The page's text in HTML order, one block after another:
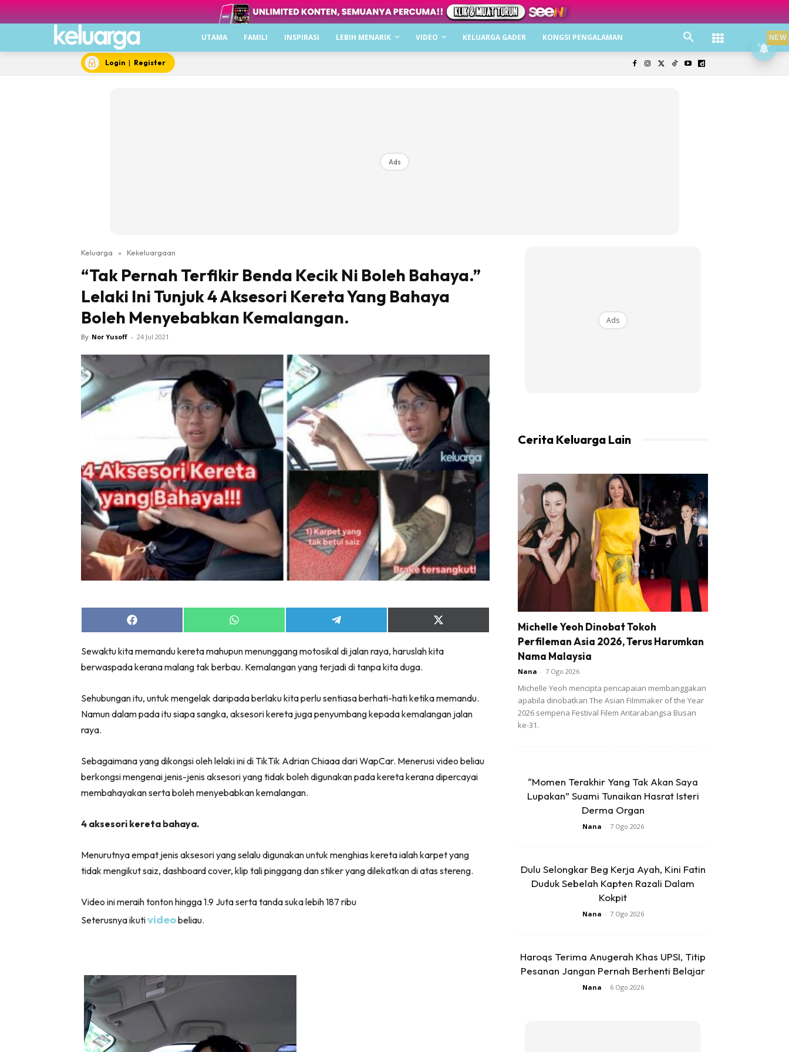
UTAMA FAMILI INSPIRASI LEBIH MENARIK VIDEO KELUARGA GADER KONGSI PENGALAMAN
Login | Register
Ads
Keluarga » Kekeluargaan
“Tak Pernah Terfikir Benda Kecik Ni Boleh Bahaya.”
Lelaki Ini Tunjuk 4 Aksesori Kereta Yang Bahaya
Boleh Menyebabkan Kemalangan.
By Nor Yusoff - 24 Jul 2021
Share
on
Share
on
Share
on
Share
on
(Twitter)
Sewaktu kita memandu kereta mahupun menunggang motosikal di jalan raya, haruslah kita
berwaspada kerana malang tak berbau. Kemalangan yang terjadi di tanpa kita duga.
Sehubungan itu, untuk mengelak daripada berlaku kita perlu sentiasa berhati-hati ketika memandu.
Namun dalam pada itu siapa sangka, aksesori kereta juga penyumbang kepada kemalangan jalan
raya.
Sebagaimana yang dikongsi oleh lelaki ini di TikTik Adrian Chiaaa dari WapCar. Menerusi video beliau
berkongsi mengenai jenis-jenis aksesori yang tidak boleh digunakan pada kereta kerana dipercayai
membahayakan serta boleh menyebabkan kemalangan.
4 aksesori kereta bahaya.
Menurutnya empat jenis aksesori yang selalu digunakan untuk menghias kereta ialah karpet yang
tidak mengikut saiz, dashboard cover, klip tali pinggang dan stiker yang dilekatkan di atas stereng.
Video ini meraih tonton hingga 1.9 Juta serta tanda suka lebih 187 ribu
Seterusnya ikutivideobeliau.
Ads
Cerita Keluarga Lain
Michelle Yeoh Dinobat Tokoh
Perfileman Asia 2026, Terus Harumkan
Nama Malaysia
Nana - 7 Ogo 2026
Michelle Yeoh mencipta pencapaian membanggakan
apabila dinobatkan The Asian Filmmaker of the Year
2026 sempena Festival Filem Antarabangsa Busan
ke-31.
“Momen Terakhir Yang Tak Akan Saya
Lupakan” Suami Tunaikan Hasrat Isteri
Derma Organ
Nana - 7 Ogo 2026
Dulu Selongkar Beg Kerja Ayah, Kini Fatin
Duduk Sebelah Kapten Razali Dalam
Kokpit
Nana - 7 Ogo 2026
Haroqs Terima Anugerah Khas UPSI, Titip
Pesanan Jangan Pernah Berhenti Belajar
Nana - 6 Ogo 2026
NEW